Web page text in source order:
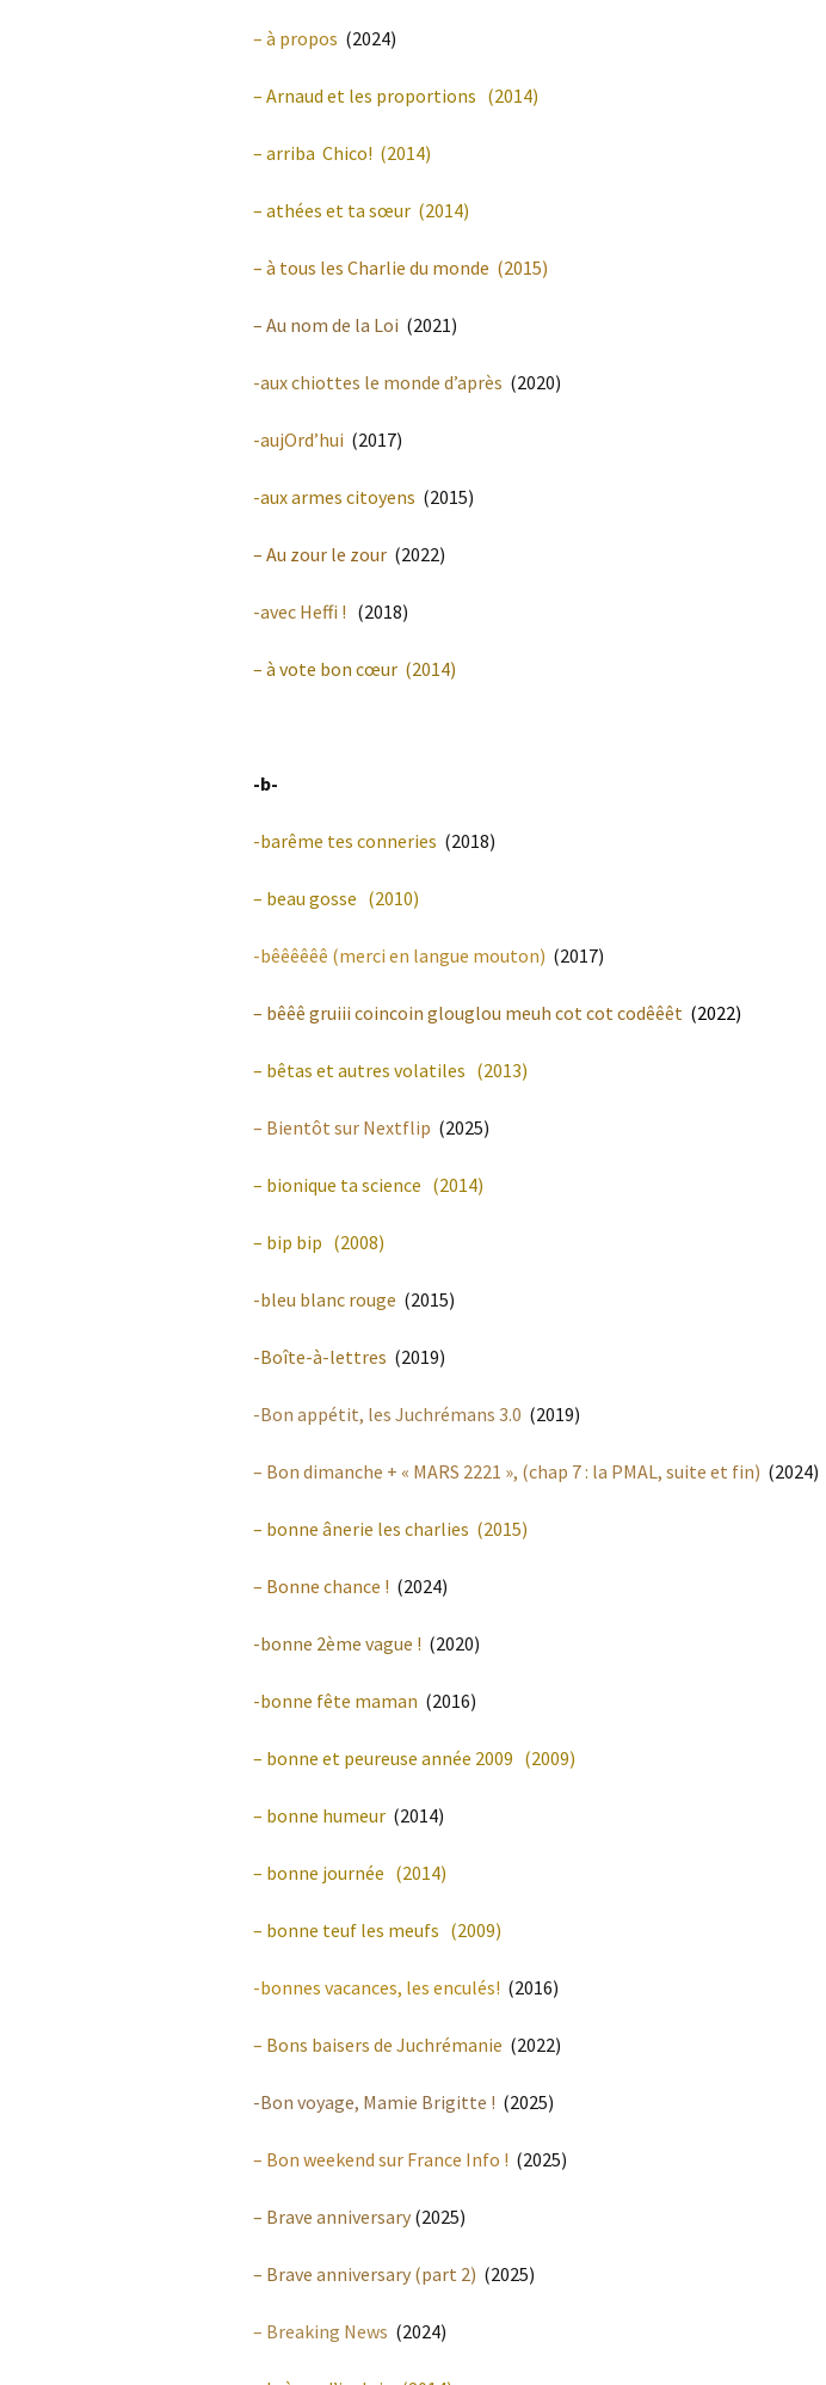
– à propos (2024)
– Arnaud et les proportions (2014)
– arriba Chico! (2014)
– athées et ta sœur (2014)
– à tous les Charlie du monde (2015)
– Au nom de la Loi (2021)
-aux chiottes le monde d’après (2020)
-aujOrd’hui (2017)
-aux armes citoyens (2015)
– Au zour le zour (2022)
-avec Heffi ! (2018)
– à vote bon cœur (2014)
-b-
-barême tes conneries (2018)
– beau gosse (2010)
-bêêêêêê (merci en langue mouton) (2017)
– bêêê gruiii coincoin glouglou meuh cot cot codêêêt (2022)
– bêtas et autres volatiles (2013)
– Bientôt sur Nextflip (2025)
– bionique ta science (2014)
– bip bip (2008)
-bleu blanc rouge (2015)
-Boîte-à-lettres (2019)
-Bon appétit, les Juchrémans 3.0 (2019)
– Bon dimanche + « MARS 2221 », (chap 7 : la PMAL, suite et fin) (2024)
– bonne ânerie les charlies (2015)
– Bonne chance ! (2024)
-bonne 2ème vague ! (2020)
-bonne fête maman (2016)
– bonne et peureuse année 2009 (2009)
– bonne humeur (2014)
– bonne journée (2014)
– bonne teuf les meufs (2009)
-bonnes vacances, les enculés! (2016)
– Bons baisers de Juchrémanie (2022)
-Bon voyage, Mamie Brigitte ! (2025)
– Bon weekend sur France Info ! (2025)
– Brave anniversary (2025)
– Brave anniversary (part 2) (2025)
– Breaking News (2024)